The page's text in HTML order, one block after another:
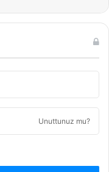
Unuttunuz mu?